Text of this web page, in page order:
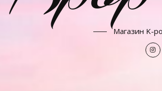
Магазин K-